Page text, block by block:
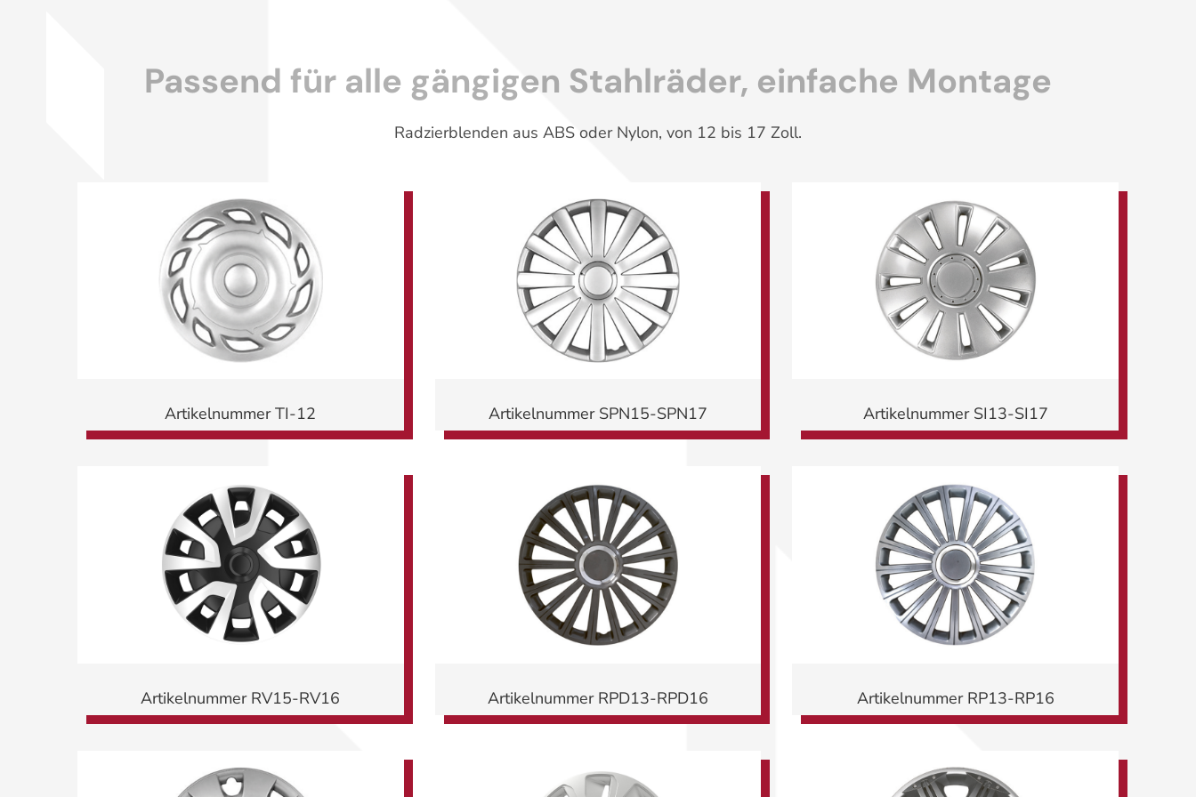
Passend für alle gängigen Stahlräder, einfache Montage
Radzierblenden aus ABS oder Nylon, von 12 bis 17 Zoll.
Artikelnummer TI-12 Artikelnummer SPN15-SPN17 Artikelnummer SI13-SI17
Artikelnummer RV15-RV16 Artikelnummer RPD13-RPD16 Artikelnummer RP13-RP16